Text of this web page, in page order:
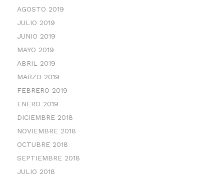
AGOSTO 2019
JULIO 2019
JUNIO 2019
MAYO 2019
ABRIL 2019
MARZO 2019
FEBRERO 2019
ENERO 2019
DICIEMBRE 2018
NOVIEMBRE 2018
OCTUBRE 2018
SEPTIEMBRE 2018
JULIO 2018